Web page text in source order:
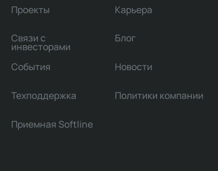
Проекты
Связи с
инвесторами
Карьера
Блог
События Новости
Техподдержка Политики компании
Приемная Softline